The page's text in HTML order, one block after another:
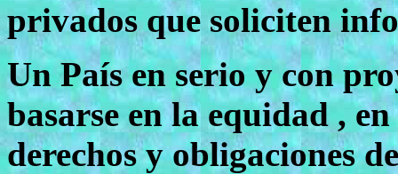
privados que soliciten
Un País en serio y con
basarse en la equidad ,
derechos y obligaciones